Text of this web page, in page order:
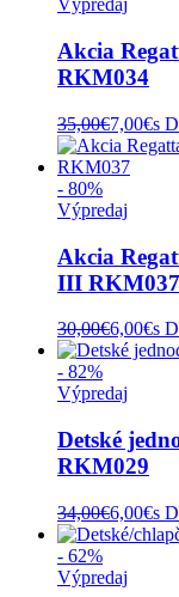
Výpredaj
Akcia
RKM034
35,00€7,00€s
- 80%
Výpredaj
Akcia
III RKM037
30,00€6,00€s
- 82%
Výpredaj
Detské
RKM029
34,00€6,00€s
- 62%
Výpredaj